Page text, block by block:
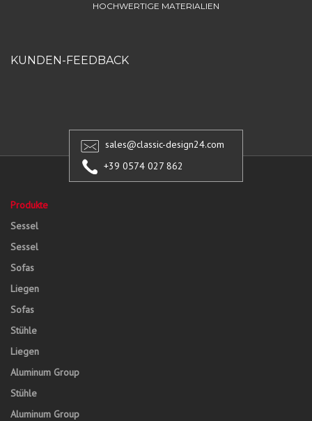
HOCHWERTIGE MATERIALIEN
KUNDEN-FEEDBACK
sales@classic-design24.com
+39 0574 027 862
Produkte
Sessel
Sessel
Sofas
Liegen
Sofas
Stühle
Liegen
Aluminum Group
Stühle
Aluminum Group